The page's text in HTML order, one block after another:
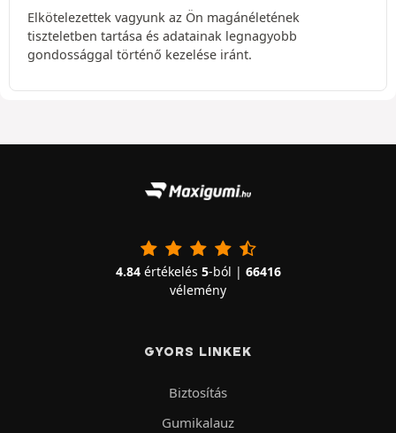
Elkötelezettek vagyunk az Ön magánéletének
tiszteletben tartása és adatainak legnagyobb
gondossággal történő kezelése iránt.
4.84értékelés 5-ból | 66416
vélemény
GYORS LINKEK
Biztosítás
Gumikalauz